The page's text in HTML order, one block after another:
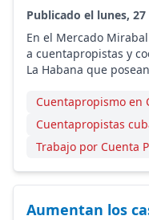
Publicado el lunes,
En el Mercado
a cuentapropistas y
La Habana que
Cuentapropismo en
Cuentapropistas
Trabajo por Cuenta
Aumentan los